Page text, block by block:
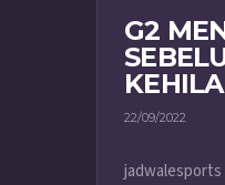
G2
22/09/2022
jadwalesports